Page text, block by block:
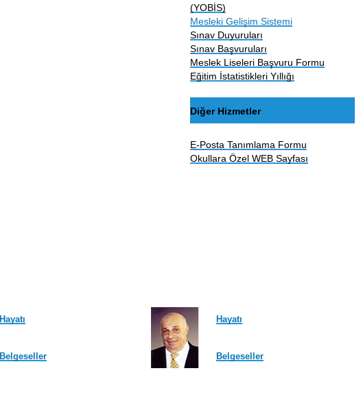
(YOBİS)
Mesleki Gelişim Sistemi
Sınav Duyuruları
Sınav Başvuruları
Meslek Liseleri Başvuru Formu
Eğitim İstatistikleri Yıllığı
Diğer Hizmetler
E-Posta Tanımlama Formu
Okullara Özel WEB Sayfası
Hayatı
Belgeseller
Hayatı
Belgeseller